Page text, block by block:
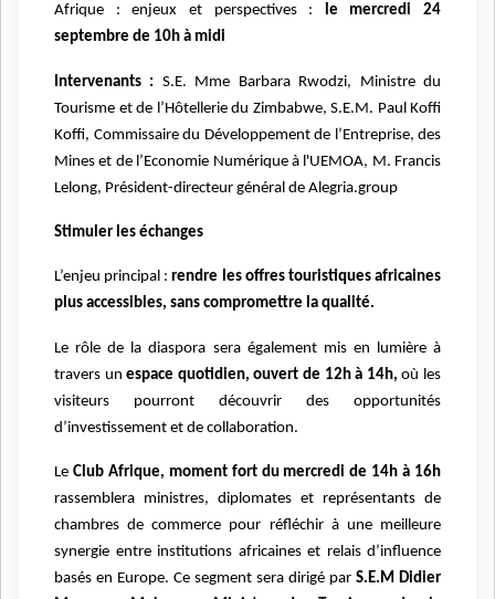
Afrique : enjeux et perspectives : le mercredi 24
septembre de 10h à midi
Intervenants : S.E. Mme Barbara Rwodzi, Ministre du
Tourisme et de l’Hôtellerie du Zimbabwe, S.E.M. Paul Koffi
Koffi, Commissaire du Développement de l’Entreprise, des
Mines et de l’Economie Numérique à l'UEMOA, M. Francis
Lelong, Président-directeur général de Alegria.group
Stimuler les échanges
L’enjeu principal :rendre les offres touristiques africaines
plus accessibles, sans compromettre la qualité.
Le rôle de la diaspora sera également mis en lumière à
travers unespace quotidien, ouvert de 12h à 14h, où les
visiteurs pourront découvrir des opportunités
d’investissement et de collaboration.
Le Club Afrique, moment fort du mercredi de 14h à 16h
rassemblera ministres, diplomates et représentants de
chambres de commerce pour réfléchir à une meilleure
synergie entre institutions africaines et relais d’influence
basés en Europe. Ce segment sera dirigé par S.E.M Didier